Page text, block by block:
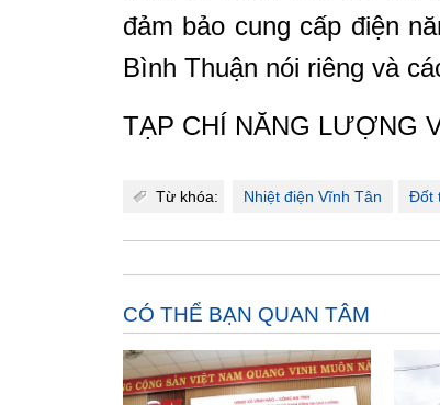
đảm bảo cung cấp điện
Bình Thuận nói riêng và
TẠP CHÍ NĂNG LƯỢNG
Từ khóa: Nhiệt điện Vĩnh Tân Đốt
CÓ THỂ BẠN QUAN TÂM